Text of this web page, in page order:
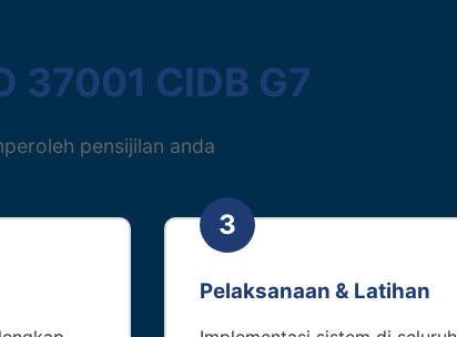
37001 CIDB G7
pensijilan anda
3
Pelaksanaan & Latihan